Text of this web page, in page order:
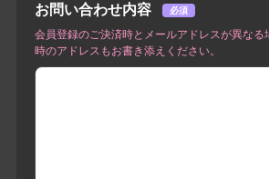
お問い合わせ内容 必須
会員登録のご決済時とメールアドレスが異なる
時のアドレスもお書き添えください。